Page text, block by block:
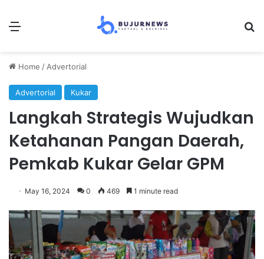
Menu
Home / Advertorial
Advertorial Kukar
Langkah Strategis Wujudkan
Ketahanan Pangan Daerah,
Pemkab Kukar Gelar GPM
May 16, 2024 0 469 1 minute read